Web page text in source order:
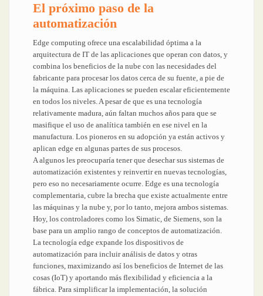
El próximo paso de la
automatización
Edge computing ofrece una escalabilidad óptima a la
arquitectura de IT de las aplicaciones que operan con datos, y
combina los beneficios de la nube con las necesidades del
fabricante para procesar los datos cerca de su fuente, a pie de
la máquina. Las aplicaciones se pueden escalar eficientemente
en todos los niveles. A pesar de que es una tecnología
relativamente madura, aún faltan muchos años para que se
masifique el uso de analítica también en ese nivel en la
manufactura. Los pioneros en su adopción ya están activos y
aplican edge en algunas partes de sus procesos.
A algunos les preocuparía tener que desechar sus sistemas de
automatización existentes y reinvertir en nuevas tecnologías,
pero eso no necesariamente ocurre. Edge es una tecnología
complementaria, cubre la brecha que existe actualmente entre
las máquinas y la nube y, por lo tanto, mejora ambos sistemas.
Hoy, los controladores como los Simatic, de Siemens, son la
base para un amplio rango de conceptos de automatización.
La tecnología edge expande los dispositivos de
automatización para incluir análisis de datos y otras
funciones, maximizando así los beneficios de Internet de las
cosas (IoT) y aportando más flexibilidad y eficiencia a la
fábrica. Para simplificar la implementación, la solución